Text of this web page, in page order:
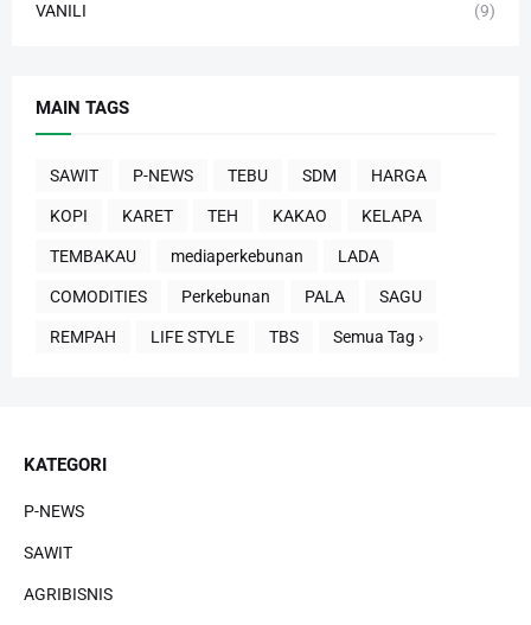
VANILI (9)
MAIN TAGS
SAWIT P-NEWS TEBU SDM HARGA
KOPI KARET TEH KAKAO KELAPA
TEMBAKAU mediaperkebunan LADA
COMODITIES Perkebunan PALA SAGU
REMPAH LIFE STYLE TBS Semua Tag ›
KATEGORI
P-NEWS
SAWIT
AGRIBISNIS